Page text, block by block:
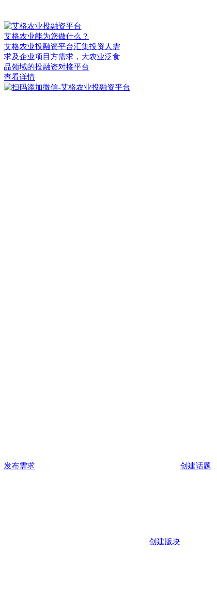
艾格农业能为您做什么？
艾格农业投融资平台汇集投资人需
求及企业项目方需求，大农业泛食
品领域的投融资对接平台
查看详情
发布需求 创建话题
创建版块